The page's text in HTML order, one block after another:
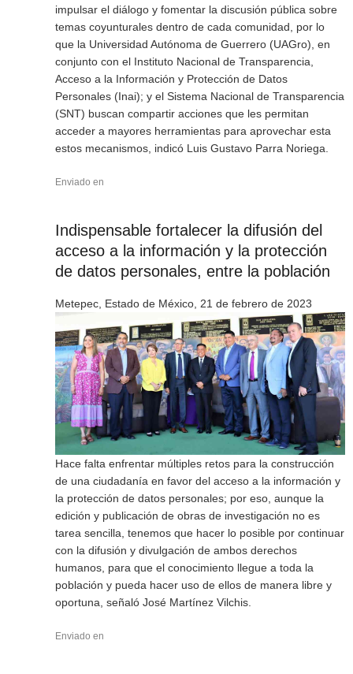
impulsar el diálogo y fomentar la discusión pública sobre
temas coyunturales dentro de cada comunidad, por lo
que la Universidad Autónoma de Guerrero (UAGro), en
conjunto con el Instituto Nacional de Transparencia,
Acceso a la Información y Protección de Datos
Personales (Inai); y el Sistema Nacional de Transparencia
(SNT) buscan compartir acciones que les permitan
acceder a mayores herramientas para aprovechar esta
estos mecanismos, indicó Luis Gustavo Parra Noriega.
Enviado en
Indispensable fortalecer la difusión del
acceso a la información y la protección
de datos personales, entre la población
Metepec, Estado de México, 21 de febrero de 2023
Hace falta enfrentar múltiples retos para la construcción
de una ciudadanía en favor del acceso a la información y
la protección de datos personales; por eso, aunque la
edición y publicación de obras de investigación no es
tarea sencilla, tenemos que hacer lo posible por continuar
con la difusión y divulgación de ambos derechos
humanos, para que el conocimiento llegue a toda la
población y pueda hacer uso de ellos de manera libre y
oportuna, señaló José Martínez Vilchis.
Enviado en